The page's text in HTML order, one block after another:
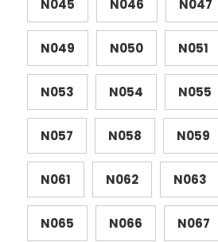
N045 N046 N047
N049 N050 N051
N053 N054 N055
N057 N058 N059
N061 N062 N063
N065 N066 N067